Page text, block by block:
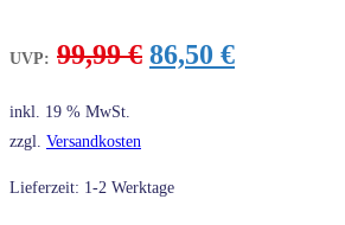
UVP: 99,99€ Ursprünglicher
86,50 €Aktueller
inkl. 19 % MwSt.
zzgl. Versandkosten
Lieferzeit: 1-2 Werktage